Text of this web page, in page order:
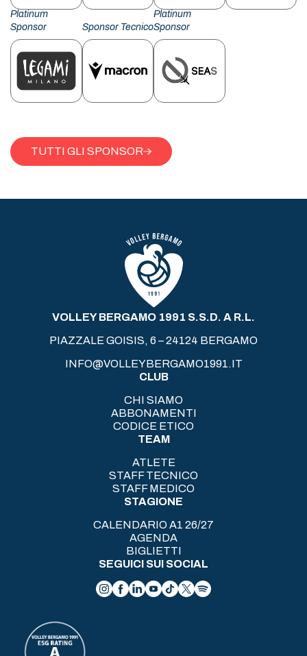
Platinum
Sponsor
Sponsor Tecnico
Platinum
Sponsor
TUTTI GLI SPONSOR
VOLLEY BERGAMO 1991 S.S.D. A R.L.
PIAZZALE GOISIS, 6 – 24124 BERGAMO
INFO@VOLLEYBERGAMO1991.IT
CLUB
CHI SIAMO
ABBONAMENTI
CODICE ETICO
TEAM
ATLETE
STAFF TECNICO
STAFF MEDICO
STAGIONE
CALENDARIO A1 26/27
AGENDA
BIGLIETTI
SEGUICI SUI SOCIAL